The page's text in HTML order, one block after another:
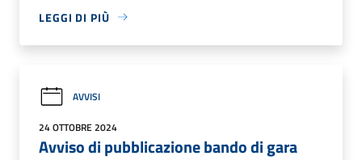
LEGGI DI PIÙ
AVVISI
24 OTTOBRE 2024
Avviso di pubblicazione bando di gara